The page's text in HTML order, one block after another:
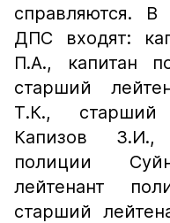
справляются. В
ДПС входят:
П.А., капитан
старший
Т.К., старший
Капизов З.И.,
полиции
лейтенант
старший